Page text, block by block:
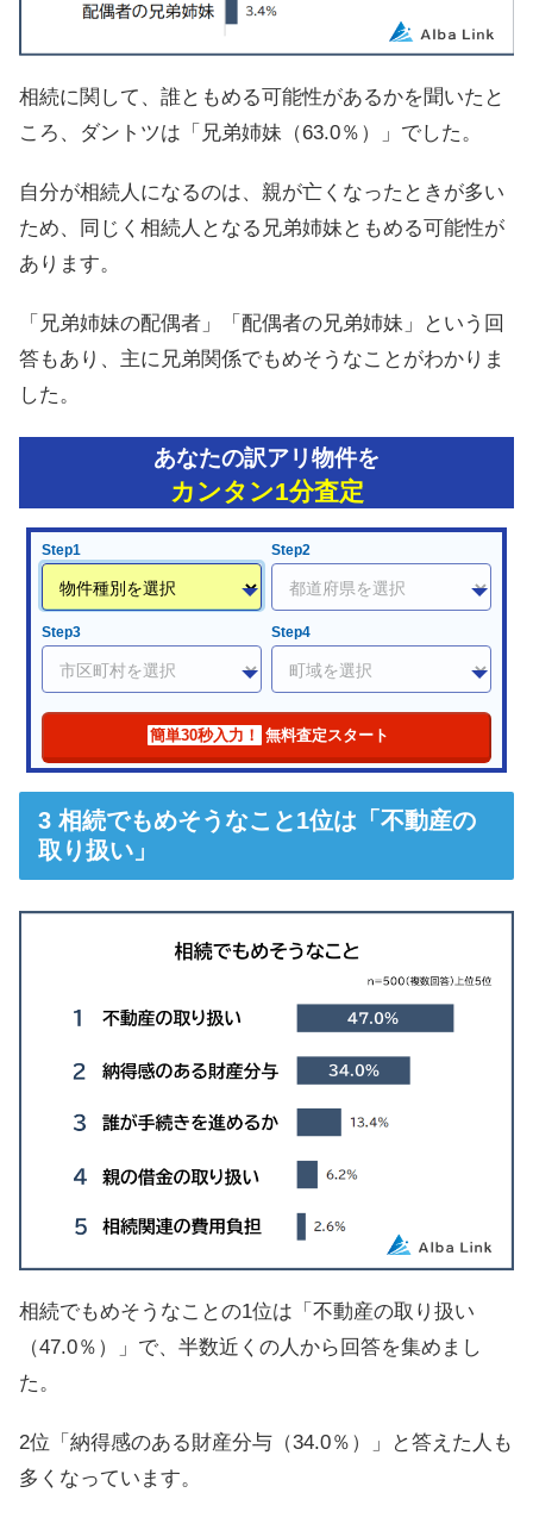
相続に関して、誰ともめる可能性があるかを聞いたと
ころ、ダントツは「兄弟姉妹（63.0％）」でした。
自分が相続人になるのは、親が亡くなったときが多い
ため、同じく相続人となる兄弟姉妹ともめる可能性が
あります。
「兄弟姉妹の配偶者」「配偶者の兄弟姉妹」という回
答もあり、主に兄弟関係でもめそうなことがわかりま
した。
あなたの訳アリ物件を
カンタン1分査定
Step1 Step2
Step3 Step4
簡単30秒入力！ 無料査定スタート
相続でもめそうなこと1位は「不動産の
取り扱い」
相続でもめそうなことの1位は「不動産の取り扱い
（47.0％）」で、半数近くの人から回答を集めまし
た。
2位「納得感のある財産分与（34.0％）」と答えた人も
多くなっています。